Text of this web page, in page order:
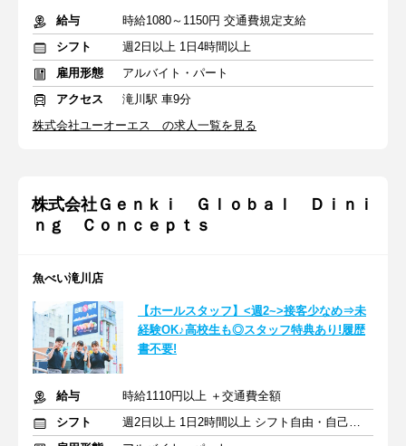
給与
時給1080～1150円 交通費規定支給
シフト
週2日以上 1日4時間以上
雇用形態
アルバイト・パート
アクセス
滝川駅 車9分
株式会社ユーオーエス の求人一覧を見る
株式会社Ｇｅｎｋｉ Ｇｌｏｂａｌ Ｄｉｎｉ
ｎｇ Ｃｏｎｃｅｐｔｓ
魚べい滝川店
【ホールスタッフ】<週2~>接客少なめ⇒未
経験OK♪高校生も◎スタッフ特典あり!履歴
書不要!
給与
時給1110円以上 ＋交通費全額
シフト
週2日以上 1日2時間以上 シフト自由・自己申告